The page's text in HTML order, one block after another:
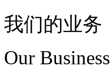
我们的业务
Our Business